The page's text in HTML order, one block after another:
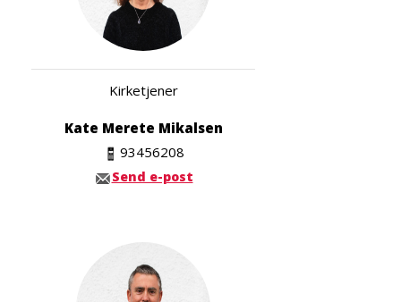
Kirketjener
Kate Merete Mikalsen
93456208
Send e-post